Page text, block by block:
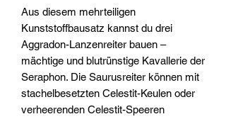
Aus diesem mehrteiligen
Kunststoffbausatz kannst du drei
Aggradon-Lanzenreiter bauen –
mächtige und blutrünstige Kavallerie der
Seraphon. Die Saurusreiter können mit
stachelbesetzten Celestit-Keulen oder
verheerenden Celestit-Speeren